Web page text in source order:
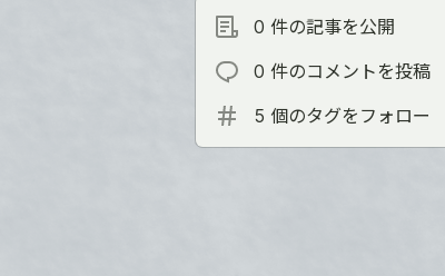
0 件の記事を公開
0 件のコメントを投稿
5 個のタグをフォロー